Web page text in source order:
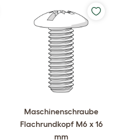
Maschinenschraube
Flachrundkopf M6 x 16
mm